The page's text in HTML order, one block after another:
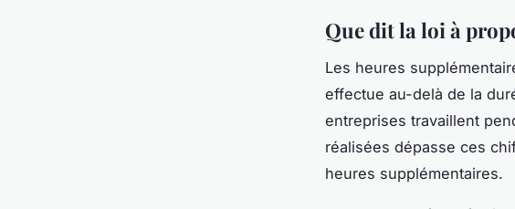
Que dit la loi à
Les heures
effectue au-delà de la
entreprises travaillent
réalisées dépasse ces
heures supplémentaires.